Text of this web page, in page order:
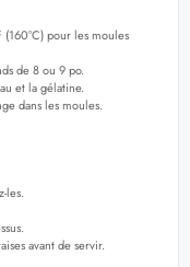
(160°C) pour les moules
de 8 ou 9 po.
et la gélatine.
dans les moules.
les.
avant de servir.